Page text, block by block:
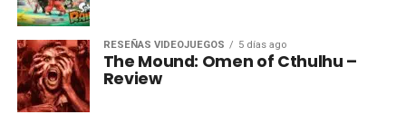
RESEÑAS VIDEOJUEGOS 5 días ago
The Mound: Omen of Cthulhu –
Review